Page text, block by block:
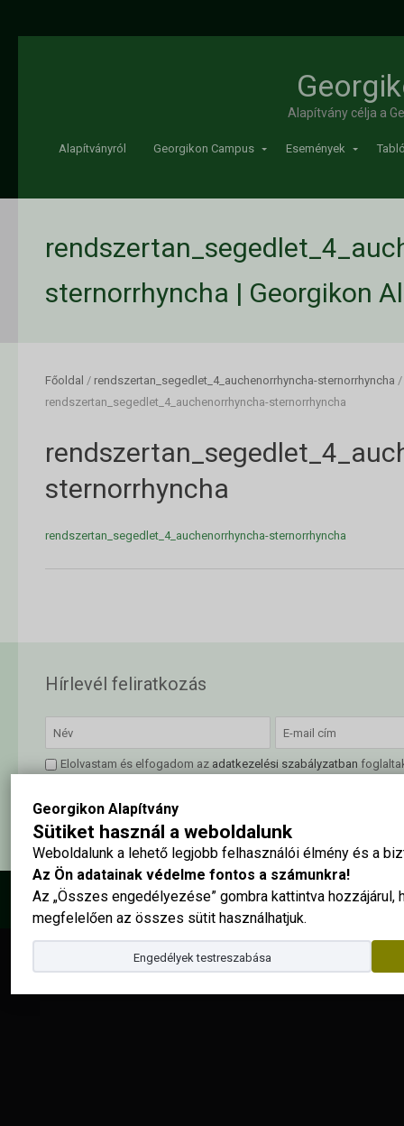
Georgikon Alapítvány
Sütiket használ a weboldalunk
Weboldalunk a lehető legjobb felhasználói élmény és a
Az Ön adatainak védelme fontos a számunkra!
Az „Összes engedélyezése” gombra kattintva hozzájárul,
megfelelően az összes sütit használhatjuk.
Engedélyek testreszabása
Alapítvány célja a
Alapítványról Georgikon Campus Események
sternorrhyncha | Georgikon
Főoldal / rendszertan_segedlet_4_auchenorrhyncha-sternorrhyncha /
rendszertan_segedlet_4_auchenorrhyncha-sternorrhyncha
sternorrhyncha
rendszertan_segedlet_4_auchenorrhyncha-sternorrhyncha
Hírlevél feliratkozás
Elolvastam és elfogadom az adatkezelési szabályzatban
© 2025 - Georgikon Alapítvány | site by